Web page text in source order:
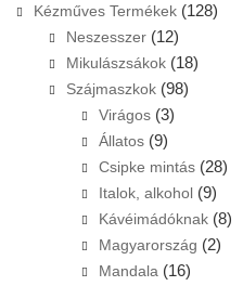
Kézműves Termékek (128)
Neszesszer (12)
Mikulászsákok (18)
Szájmaszkok (98)
Virágos (3)
Állatos (9)
Csipke mintás (28)
Italok, alkohol (9)
Kávéimádóknak (8)
Magyarország (2)
Mandala (16)